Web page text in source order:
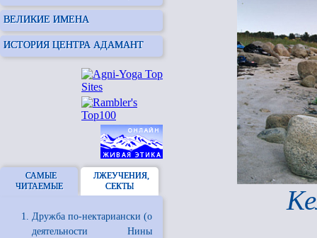
ВЕЛИКИЕ ИМЕНА
ИСТОРИЯ ЦЕНТРА АДАМАНТ
САМЫЕ
ЧИТАЕМЫЕ
ЛЖЕУЧЕНИЯ,
СЕКТЫ
Дружба по-нектариански (о
деятельности Нины